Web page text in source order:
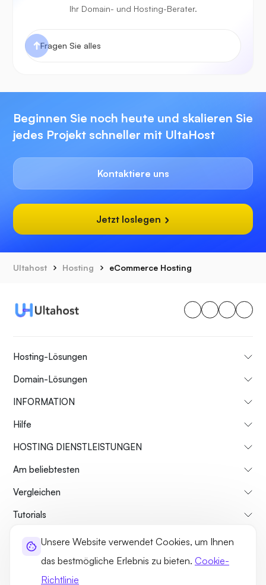
Unsere Website verwendet Cookies, um Ihnen
das bestmögliche Erlebnis zu bieten. Cookie-
Richtlinie
Ihr Domain- und Hosting-Berater.
Beginnen Sie noch heute und skalieren Sie
jedes Projekt schneller mit UltaHost
Kontaktiere uns
Jetzt loslegen
Ultahost Hosting eCommerce Hosting
Hosting-Lösungen
Domain-Lösungen
INFORMATION
Hilfe
HOSTING DIENSTLEISTUNGEN
Am beliebtesten
Vergleichen
Tutorials
Über uns
Datenschutz-BestimmungenRechtlichesSeitenverzeichnis